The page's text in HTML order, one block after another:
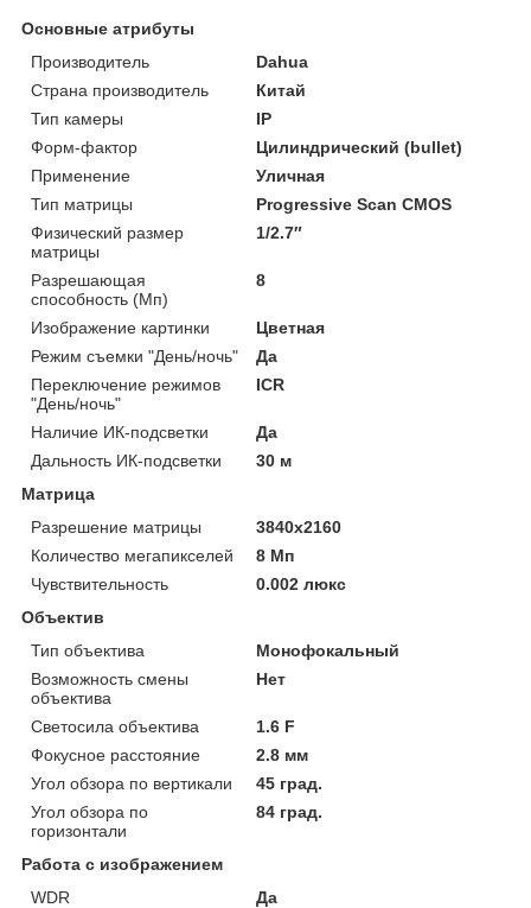
Основные атрибуты
Производитель
Dahua
Страна производитель
Китай
Тип камеры
IP
Форм-фактор
Цилиндрический (bullet)
Применение
Уличная
Тип матрицы
Progressive Scan CMOS
Физический размер
матрицы
1/2.7″
Разрешающая
способность (Мп)
8
Изображение картинки
Цветная
Режим съемки "День/ночь"
Да
Переключение режимов
"День/ночь"
ICR
Наличие ИК-подсветки
Да
Дальность ИК-подсветки
30 м
Матрица
Разрешение матрицы
3840х2160
Количество мегапикселей
8 Мп
Чувствительность
0.002 люкс
Объектив
Тип объектива
Монофокальный
Возможность смены
объектива
Нет
Светосила объектива
1.6 F
Фокусное расстояние
2.8 мм
Угол обзора по вертикали
45 град.
Угол обзора по
горизонтали
84 град.
Работа с изображением
WDR
Да